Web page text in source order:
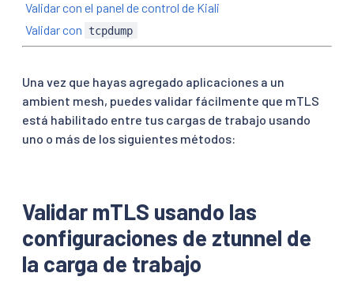
Validar con el panel de control de Kiali
Validar con
tcpdump
Una vez que hayas agregado aplicaciones a un
ambient mesh, puedes validar fácilmente que mTLS
está habilitado entre tus cargas de trabajo usando
uno o más de los siguientes métodos:
Validar mTLS usando las
configuraciones de ztunnel de
la carga de trabajo